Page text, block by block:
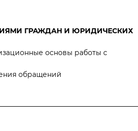
ГРАЖДАН И ЮРИДИЧЕСКИХ
основы работы с
обращений